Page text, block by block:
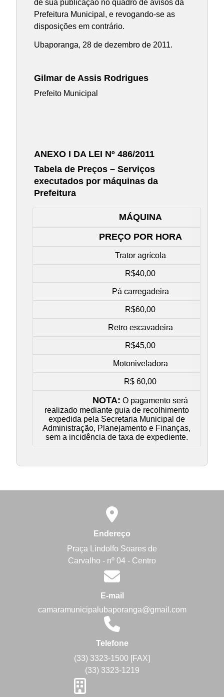
de sua publicação no quadro de avisos da
Prefeitura Municipal, e revogando-se as
disposições em contrário.
Ubaporanga, 28 de dezembro de 2011.
Gilmar de Assis Rodrigues
Prefeito Municipal
ANEXO I DA LEI Nº 486/2011
Tabela de Preços – Serviços
executados por máquinas da
Prefeitura
MÁQUINA
PREÇO POR HORA
Trator agrícola
R$40,00
Pá carregadeira
R$60,00
Retro escavadeira
R$45,00
Motoniveladora
R$ 60,00
NOTA: O pagamento será
realizado mediante guia de recolhimento
expedida pela Secretaria Municipal de
Administração, Planejamento e Finanças,
sem a incidência de taxa de expediente.
Endereço
Praça Lindolfo Soares de
Carvalho - nº 04 - Centro
E-mail
camaramunicipalubaporanga@gmail.com
Telefone
(33) 3323-1500 [FAX]
(33) 3323-1219